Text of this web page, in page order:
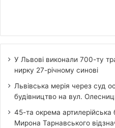
У Львові виконали 700-ту
нирку 27-річному синові
Львівська мерія через суд
будівництво на вул.
45-та окрема артилерійська
Мирона Тарнавського